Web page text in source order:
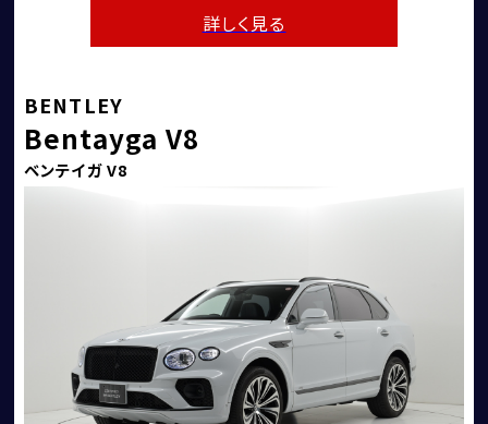
代表挨拶
社会貢献活動（MAKE A MOVEMENT）について
詳しく見る
BENTLEY
Bentayga V8
ベンテイガ V8